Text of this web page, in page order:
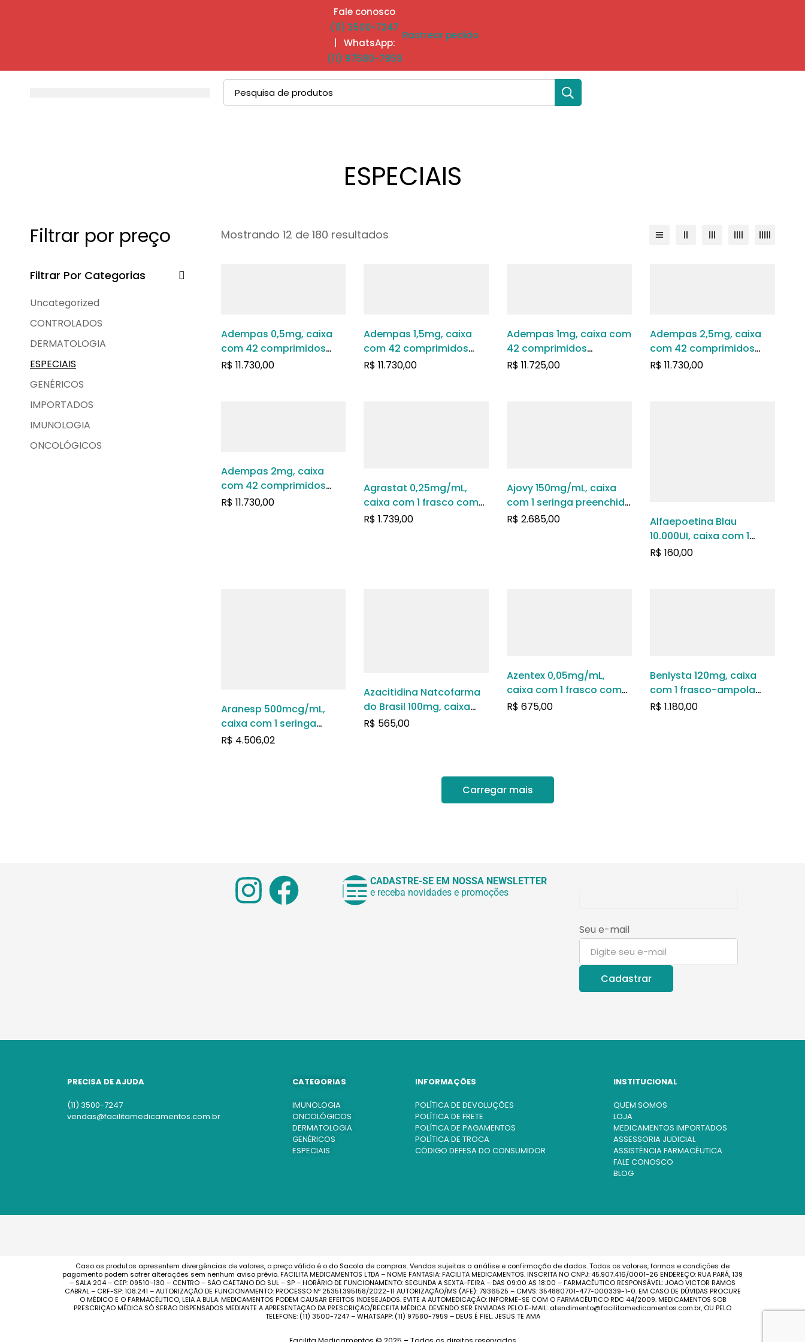
Fale conosco
(11) 3500-7247
| WhatsApp:
(11) 97580-7959
Rastrear pedido
ESPECIAIS
Filtrar por preço
Filtrar Por Categorias
Uncategorized
CONTROLADOS
DERMATOLOGIA
ESPECIAIS
GENÉRICOS
IMPORTADOS
IMUNOLOGIA
ONCOLÓGICOS
Mostrando 12 de 180 resultados
Adempas 0,5mg, caixa
com 42 comprimidos
revestidos
R$ 11.730,00
Adempas 1,5mg, caixa
com 42 comprimidos
revestidos
R$ 11.730,00
Adempas 1mg, caixa com
42 comprimidos
revestidos
R$ 11.725,00
Adempas 2,5mg, caixa
com 42 comprimidos
revestidos
R$ 11.730,00
Adempas 2mg, caixa
com 42 comprimidos
revestidos
R$ 11.730,00
Agrastat 0,25mg/mL,
caixa com 1 frasco com
50mL de solução de uso
R$ 1.739,00
Ajovy 150mg/mL, caixa
com 1 seringa preenchida
com 1,5mL de solução de
R$ 2.685,00
Alfaepoetina Blau
10.000UI, caixa com 1
frasco-ampola com 1mL
R$ 160,00
Aranesp 500mcg/mL,
caixa com 1 seringa
preenchida com 1mL de
R$ 4.506,02
Azacitidina Natcofarma
do Brasil 100mg, caixa
com 1 frasco com pó
R$ 565,00
Azentex 0,05mg/mL,
caixa com 1 frasco com
100mL de solução de uso
R$ 675,00
Benlysta 120mg, caixa
com 1 frasco-ampola
com pó para solução de
R$ 1.180,00
Carregar mais
CADASTRE-SE EM NOSSA NEWSLETTER
e receba novidades e promoções
Seu e-mail
PRECISA DE AJUDA
(11) 3500-7247
vendas@facilitamedicamentos.com.br
CATEGORIAS
IMUNOLOGIA
ONCOLÓGICOS
DERMATOLOGIA
GENÉRICOS
ESPECIAIS
INFORMAÇÕES
POLÍTICA DE DEVOLUÇÕES
POLÍTICA DE FRETE
POLÍTICA DE PAGAMENTOS
POLÍTICA DE TROCA
CÓDIGO DEFESA DO CONSUMIDOR
INSTITUCIONAL
QUEM SOMOS
LOJA
MEDICAMENTOS IMPORTADOS
ASSESSORIA JUDICIAL
ASSISTÊNCIA FARMACÊUTICA
FALE CONOSCO
BLOG
Caso os produtos apresentem divergências de valores, o preço válido é o do Sacola de compras. Vendas sujeitas a análise e confirmação de dados. Todos os valores, formas e condições de
pagamento podem sofrer alterações sem nenhum aviso prévio. FACILITA MEDICAMENTOS LTDA – NOME FANTASIA: FACILITA MEDICAMENTOS. INSCRITA NO CNPJ: 45.907.416/0001-26 ENDEREÇO: RUA PARÁ, 139
– SALA 204 – CEP: 09510-130 – CENTRO – SÃO CAETANO DO SUL – SP – HORÁRIO DE FUNCIONAMENTO: SEGUNDA A SEXTA-FEIRA – DAS 09:00 AS 18:00 – FARMACÊUTICO RESPONSÁVEL: JOAO VICTOR RAMOS
CABRAL – CRF-SP: 108.241 – AUTORIZAÇÃO DE FUNCIONAMENTO: PROCESSO Nº 25351.395158/2022-11 AUTORIZAÇÃO/MS (AFE): 7936525 – CMVS: 354880701-477-000339-1-0. EM CASO DE DÚVIDAS PROCURE
O MÉDICO E O FARMACÊUTICO, LEIA A BULA. MEDICAMENTOS PODEM CAUSAR EFEITOS INDESEJADOS. EVITE A AUTOMEDICAÇÃO: INFORME-SE COM O FARMACÊUTICO RDC 44/2009. MEDICAMENTOS SOB
PRESCRIÇÃO MÉDICA SÓ SERÃO DISPENSADOS MEDIANTE A APRESENTAÇÃO DA PRESCRIÇÃO/RECEITA MÉDICA. DEVENDO SER ENVIADAS PELO E-MAIL: atendimento@facilitamedicamentos.com.br, OU PELO
TELEFONE: (11) 3500-7247 – WHATSAPP: (11) 97580-7959 – DEUS É FIEL. JESUS TE AMA